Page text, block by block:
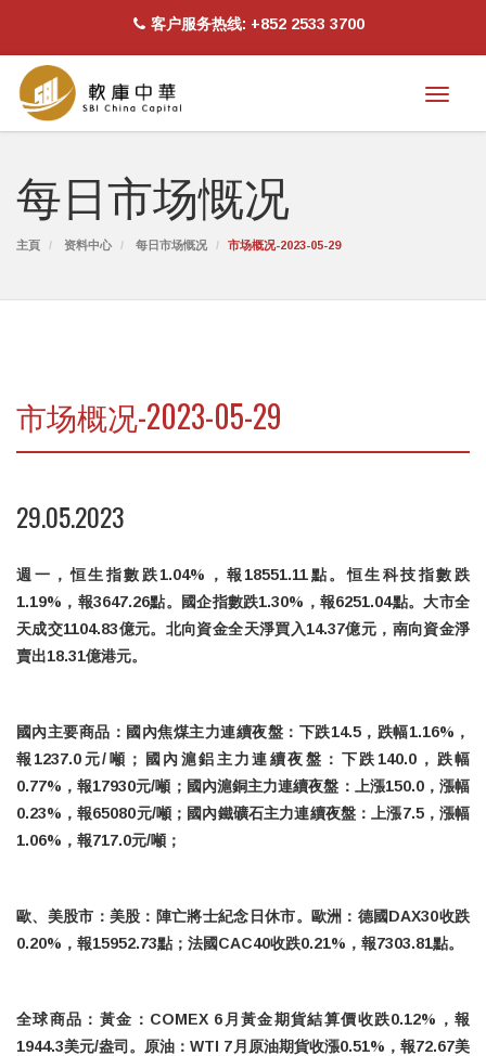
客户服务热线: +852 2533 3700
每日市场慨况
主頁 资料中心 每日市场慨况 市场概况-2023-05-29
市场概况-2023-05-29
29.05.2023
週一，恒生指數跌1.04%，報18551.11點。恒生科技指數跌
1.19%，報3647.26點。國企指數跌1.30%，報6251.04點。大市全
天成交1104.83億元。北向資金全天淨買入14.37億元，南向資金淨
賣出18.31億港元。
國內主要商品：國內焦煤主力連續夜盤：下跌14.5，跌幅1.16%，
報1237.0元/噸；國內滬鋁主力連續夜盤：下跌140.0，跌幅
0.77%，報17930元/噸；國內滬銅主力連續夜盤：上漲150.0，漲幅
0.23%，報65080元/噸；國內鐵礦石主力連續夜盤：上漲7.5，漲幅
1.06%，報717.0元/噸；
歐、美股市：美股：陣亡將士紀念日休市。歐洲：德國DAX30收跌
0.20%，報15952.73點；法國CAC40收跌0.21%，報7303.81點。
全球商品：黃金：COMEX 6月黃金期貨結算價收跌0.12%，報
1944.3美元/盎司。原油：WTI 7月原油期貨收漲0.51%，報72.67美